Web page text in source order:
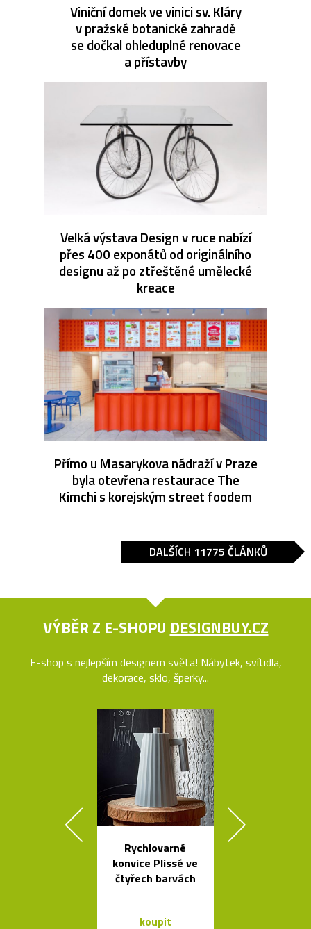
Viniční domek ve vinici sv. Kláry
v pražské botanické zahradě
se dočkal ohleduplné renovace
a přístavby
Velká výstava Design v ruce nabízí
přes 400 exponátů od originálního
designu až po ztřeštěné umělecké
kreace
Přímo u Masarykova nádraží v Praze
byla otevřena restaurace The
Kimchi s korejským street foodem
DALŠÍCH 11775 ČLÁNKŮ
VÝBĚR Z E-SHOPU DESIGNBUY.CZ
E-shop s nejlepším designem světa! Nábytek, svítidla,
dekorace, sklo, šperky...
Rychlovarné
konvice Plissé ve
čtyřech barvách
koupit